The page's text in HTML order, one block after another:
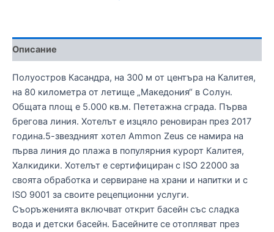
Описание
Полуостров Касандра, на 300 м от центъра на Калитея,
на 80 километра от летище „Македония“ в Солун.
Общата площ е 5.000 кв.м. Пететажна сграда. Първа
брегова линия. Хотелът е изцяло реновиран през 2017
година.5-звездният хотел Ammon Zeus се намира на
първа линия до плажа в популярния курорт Калитея,
Халкидики. Хотелът е сертифициран с ISO 22000 за
своята обработка и сервиране на храни и напитки и с
ISO 9001 за своите рецепционни услуги.
Съоръженията включват открит басейн със сладка
вода и детски басейн. Басейните се отопляват през